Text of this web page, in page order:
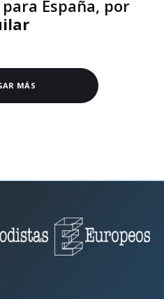
España, por
MÁS